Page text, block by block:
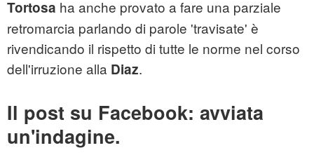
Tortosa ha anche provato a fare una parziale
retromarcia parlando di parole 'travisate' è
rivendicando il rispetto di tutte le norme nel corso
dell'irruzione alla Diaz.
Il post su Facebook: avviata
un'indagine.